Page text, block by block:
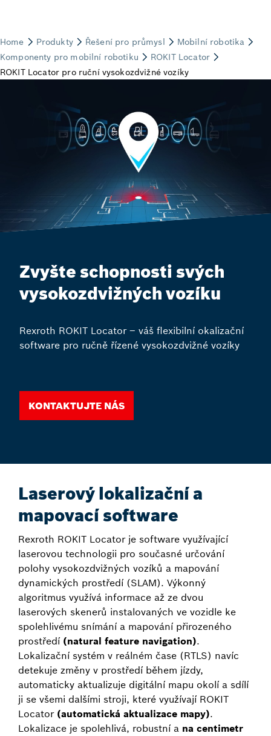
Zvyšte schopnosti svých
vysokozdvižných vozíku
Rexroth ROKIT Locator – váš flexibilní okalizační
software pro ručně řízené vysokozdvižné vozíky
Kontaktujte nás
Laserový lokalizační a
mapovací software
Rexroth ROKIT Locator je software využívající
laserovou technologii pro současné určování
polohy vysokozdvižných vozíků a mapování
dynamických prostředí (SLAM). Výkonný
algoritmus využívá informace až ze dvou
laserových skenerů instalovaných ve vozidle ke
spolehlivému snímání a mapování přirozeného
prostředí (natural feature navigation).
Lokalizační systém v reálném čase (RTLS) navíc
detekuje změny v prostředí během jízdy,
automaticky aktualizuje digitální mapu okolí a sdílí
ji se všemi dalšími stroji, které využívají ROKIT
Locator (automatická aktualizace mapy).
Lokalizace je spolehlivá, robustní a na centimetr